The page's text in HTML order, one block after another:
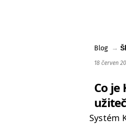
Blog →
18 červen
Co je
Sys­tém